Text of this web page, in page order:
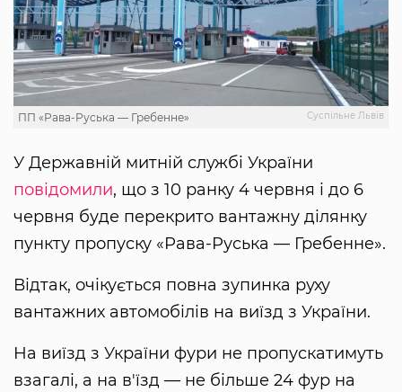
Суспільне Львів
ПП «Рава-Руська — Гребенне»
У Державній митній службі України
повідомили, що з 10 ранку 4 червня і до 6
червня буде перекрито вантажну ділянку
пункту пропуску «Рава-Руська — Гребенне».
Відтак, очікується повна зупинка руху
вантажних автомобілів на виїзд з України.
На виїзд з України фури не пропускатимуть
взагалі, а на в'їзд — не більше 24 фур на